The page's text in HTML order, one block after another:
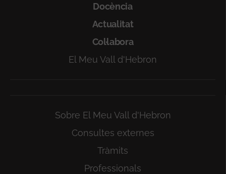
Docència
Actualitat
Col·labora
El Meu Vall d'Hebron
Sobre El Meu Vall d'Hebron
Consultes externes
Tràmits
Professionals